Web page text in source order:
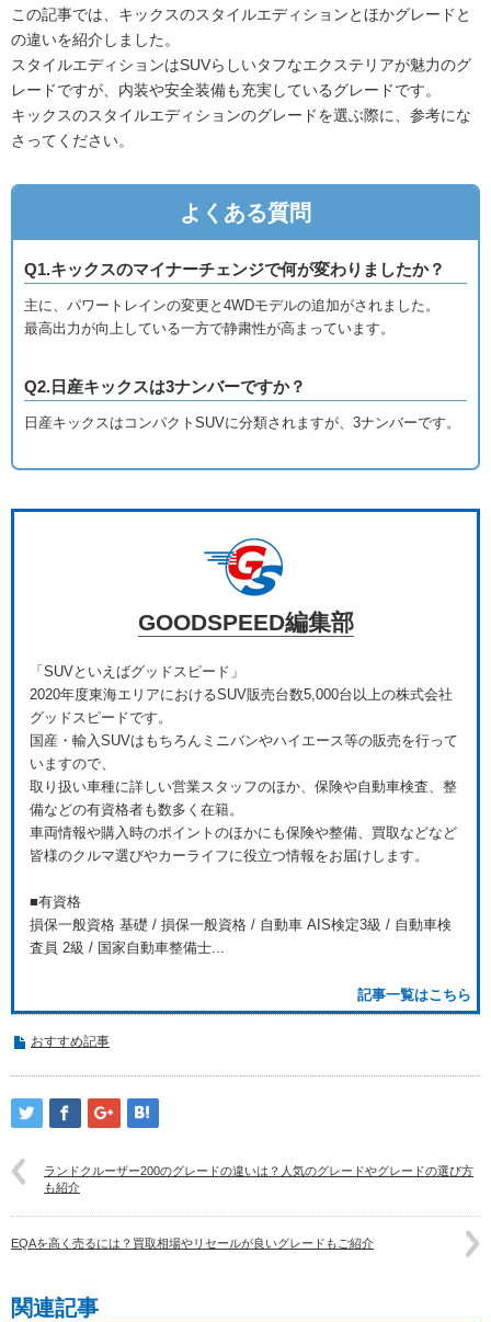
この記事では、キックスのスタイルエディションとほかグレードと
の違いを紹介しました。
スタイルエディションはSUVらしいタフなエクステリアが魅力のグ
レードですが、内装や安全装備も充実しているグレードです。
キックスのスタイルエディションのグレードを選ぶ際に、参考にな
さってください。
よくある質問
Q1.キックスのマイナーチェンジで何が変わりましたか？
主に、パワートレインの変更と4WDモデルの追加がされました。
最高出力が向上している一方で静粛性が高まっています。
Q2.日産キックスは3ナンバーですか？
日産キックスはコンパクトSUVに分類されますが、3ナンバーです。
GOODSPEED編集部
「SUVといえばグッドスピード」
2020年度東海エリアにおけるSUV販売台数5,000台以上の株式会社
グッドスピードです。
国産・輸入SUVはもちろんミニバンやハイエース等の販売を行って
いますので、
取り扱い車種に詳しい営業スタッフのほか、保険や自動車検査、整
備などの有資格者も数多く在籍。
車両情報や購入時のポイントのほかにも保険や整備、買取などなど
皆様のクルマ選びやカーライフに役立つ情報をお届けします。
■有資格
損保一般資格 基礎 / 損保一般資格 / 自動車 AIS検定3級 / 自動車検
査員 2級 / 国家自動車整備士...
記事一覧はこちら
おすすめ記事
ランドクルーザー200のグレードの違いは？人気のグレードやグレードの選び方
も紹介
EQAを高く売るには？買取相場やリセールが良いグレードもご紹介
関連記事